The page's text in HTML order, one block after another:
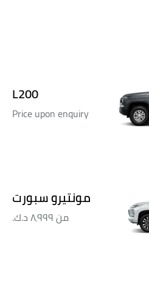
L200
Price upon enquiry
مونتيرو سبورت
من٨٬٩٩٩ د.ك.‏